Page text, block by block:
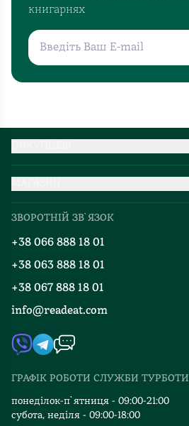
книгарнях
Добірки
Блог
Події
Книгарні
Контакти
Автори
Видавництва
Відгуки та оцінка RDT
ЗВОРОТНІЙ ЗВ`ЯЗОК
+38 066 888 18 01
+38 063 888 18 01
+38 067 888 18 01
info@readeat.com
ГРАФІК РОБОТИ СЛУЖБИ ТУРБОТИ
понеділок-п`ятниця - 09:00-21:00
субота, неділя - 09:00-18:00